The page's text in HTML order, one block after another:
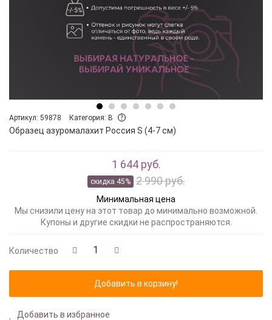
Артикул: 59878 Категория: B
Образец азуромалахит Россия S (4-7 см)
1 644 руб.
скидка 45% 2 990 руб.
Минимальная цена
Мы снизили цену на этот товар до минимально возможной.
Купоны и другие скидки не распространяются.
Количество
Добавить в избранное